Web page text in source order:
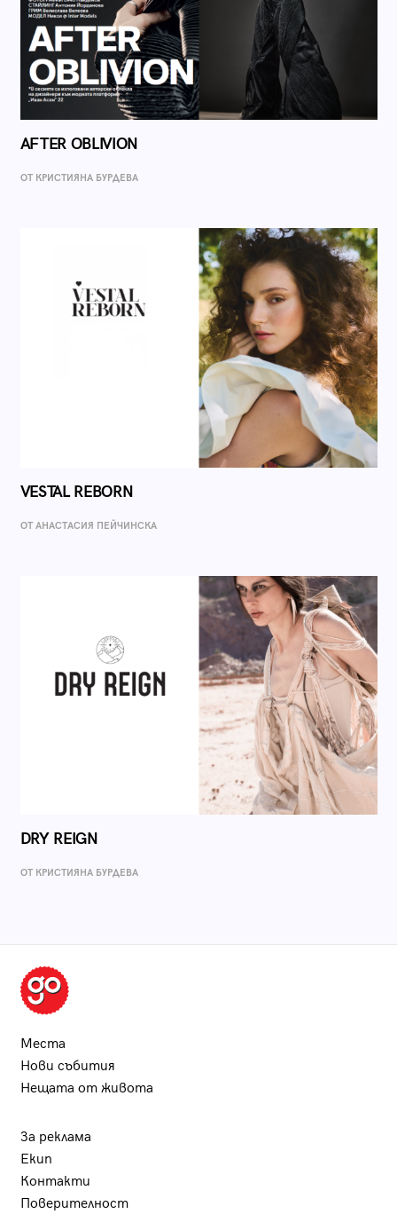
AFTER OBLIVION
ОТ КРИСТИЯНА БУРДЕВА
VESTAL REBORN
ОТ AНАСТАСИЯ ПЕЙЧИНСКА
DRY REIGN
ОТ КРИСТИЯНА БУРДЕВА
Места
Нови събития
Нещата от живота
За реклама
Екип
Контакти
Поверителност